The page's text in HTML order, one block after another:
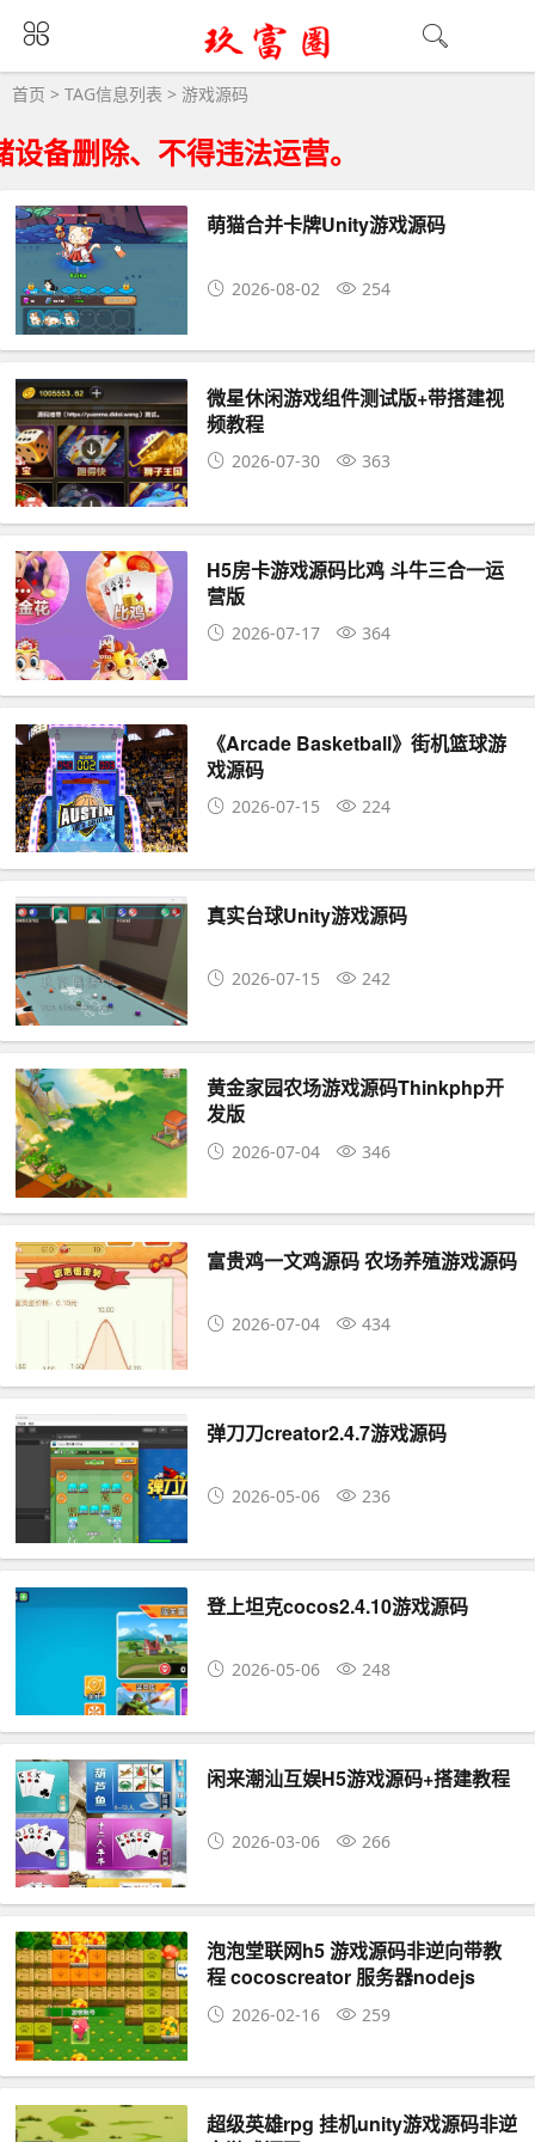
首页 > TAG信息列表 > 游戏源码
删除、不得违法运营。
萌猫合并卡牌Unity游戏源码
2026-08-02 254
微星休闲游戏组件测试版+带搭建视
频教程
2026-07-30 363
H5房卡游戏源码比鸡 斗牛三合一运
营版
2026-07-17 364
《Arcade Basketball》街机篮球游
戏源码
2026-07-15 224
真实台球Unity游戏源码
2026-07-15 242
黄金家园农场游戏源码Thinkphp开
发版
2026-07-04 346
富贵鸡一文鸡源码 农场养殖游戏源码
2026-07-04 434
弹刀刀creator2.4.7游戏源码
2026-05-06 236
登上坦克cocos2.4.10游戏源码
2026-05-06 248
闲来潮汕互娱H5游戏源码+搭建教程
2026-03-06 266
泡泡堂联网h5 游戏源码非逆向带教
程 cocoscreator 服务器nodejs
2026-02-16 259
超级英雄rpg 挂机unity游戏源码非逆